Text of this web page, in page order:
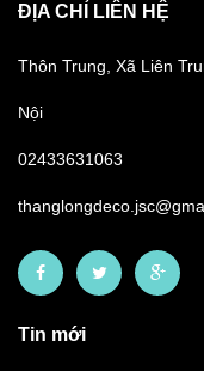
ĐỊA CHỈ LIÊN HỆ
Thôn Trung, Xã Liên
Nội
02433631063
Tin mới